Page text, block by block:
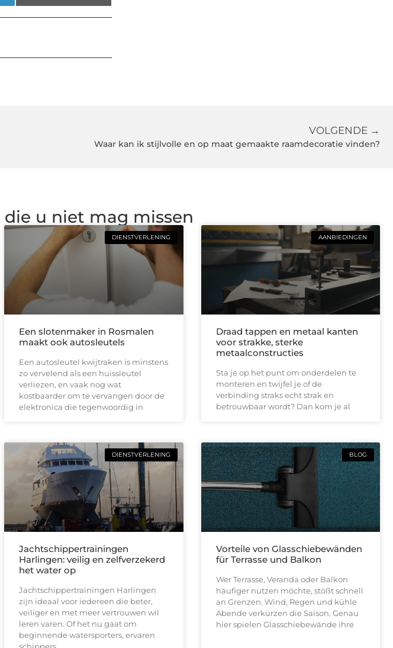
VOLGENDE →
Waar kan ik stijlvolle en op maat gemaakte raamdecoratie vinden?
die u niet mag missen
DIENSTVERLENING
Een slotenmaker in Rosmalen
maakt ook autosleutels
Een autosleutel kwijtraken is minstens
zo vervelend als een huissleutel
verliezen, en vaak nog wat
kostbaarder om te vervangen door de
elektronica die tegenwoordig in
AANBIEDINGEN
Draad tappen en metaal kanten
voor strakke, sterke
metaalconstructies
Sta je op het punt om onderdelen te
monteren en twijfel je of de
verbinding straks echt strak en
betrouwbaar wordt? Dan kom je al
DIENSTVERLENING
Jachtschippertrainingen
Harlingen: veilig en zelfverzekerd
het water op
Jachtschippertrainingen Harlingen
zijn ideaal voor iedereen die beter,
veiliger en met meer vertrouwen wil
leren varen. Of het nu gaat om
beginnende watersporters, ervaren
BLOG
Vorteile von Glasschiebewänden
für Terrasse und Balkon
Wer Terrasse, Veranda oder Balkon
häufiger nutzen möchte, stößt schnell
an Grenzen. Wind, Regen und kühle
Abende verkürzen die Saison. Genau
hier spielen Glasschiebewände ihre